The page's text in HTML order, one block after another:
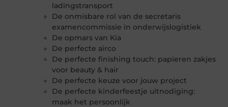
ladingstransport
De onmisbare rol van de secretaris
examencommissie in onderwijslogistiek
De opmars van Kia
De perfecte airco
De perfecte finishing touch: papieren zakjes
voor beauty & hair
De perfecte keuze voor jouw project
De perfecte kinderfeestje uitnodiging:
maak het persoonlijk